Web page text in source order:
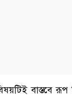
বাস্তবে